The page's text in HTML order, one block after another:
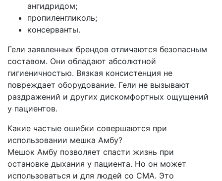
ангидридом;
пропиленгликоль;
консерванты.
Гели заявленных брендов отличаются безопасным
составом. Они обладают абсолютной
гигиеничностью. Вязкая консистенция не
повреждает оборудование. Гели не вызывают
раздражений и других дискомфортных ощущений
у пациентов.
Какие частые ошибки совершаются при
использовании мешка Амбу?
Мешок Амбу позволяет спасти жизнь при
остановке дыхания у пациента. Но он может
использоваться и для людей со СМА. Это